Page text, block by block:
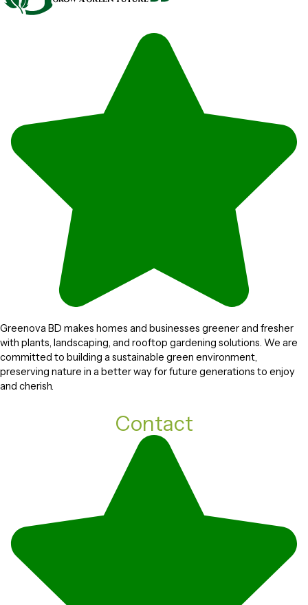
Greenova BD makes homes and businesses greener and fresher
with plants, landscaping, and rooftop gardening solutions. We are
committed to building a sustainable green environment,
preserving nature in a better way for future generations to enjoy
and cherish.
Contact